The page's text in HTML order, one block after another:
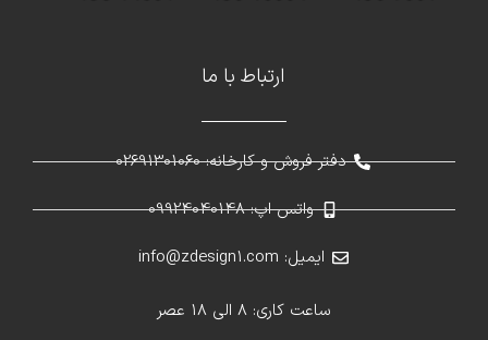
ارتباط با ما
دفتر فروش و کارخانه: 02691301060
واتس اپ: 09924040148
ایمیل: info@zdesign1.com
ساعت کاری: 8 الی 18 عصر